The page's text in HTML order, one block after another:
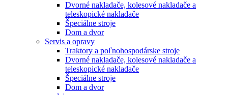
Dvorné nakladače, kolesové nakladače a
teleskopické nakladače
Špeciálne stroje
Dom a dvor
Servis a opravy
Traktory a poľnohospodárske stroje
Dvorné nakladače, kolesové nakladače a
teleskopické nakladače
Špeciálne stroje
Dom a dvor